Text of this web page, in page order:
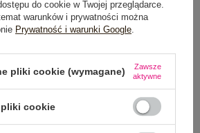
DODAJ DO KOSZYKA
do cookie w Twojej przeglądarce.
warunków i prywatności można
Prywatność i warunki Google
pliki cookie (wymagane)
Zawsze
aktywne
cookie